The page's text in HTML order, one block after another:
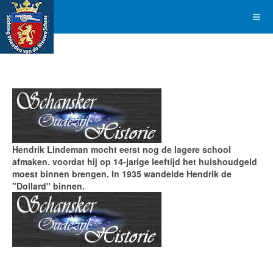
Hendrik Lindeman mocht eerst nog de lagere school
afmaken. voordat hij op 14-jarige leeftijd het huishoudgeld
moest binnen brengen. In 1935 wandelde Hendrik de
"Dollard" binnen.